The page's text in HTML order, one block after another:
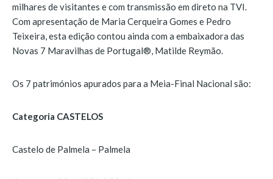
milhares de visitantes e com transmissão em direto na TVI.
Com apresentação de Maria Cerqueira Gomes e Pedro
Teixeira, esta edição contou ainda com a embaixadora das
Novas 7 Maravilhas de Portugal®, Matilde Reymão.
Os 7 patrimónios apurados para a Meia-Final Nacional são:
Categoria CASTELOS
Castelo de Palmela – Palmela